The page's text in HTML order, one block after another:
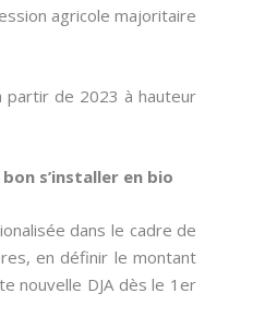
agricole majoritaire
partir de 2023 à hauteur
s’installer en bio
dans le cadre de
en définir le montant
nouvelle DJA dès le 1er